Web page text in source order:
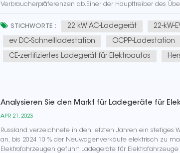
Verbraucherpräferenzen ab.Einer der Haupttreiber des
STICHWORTE : 22 kW AC-Ladegerät 22-kW-
ev DC-Schnellladestation OCPP-Ladestation
CE-zertifiziertes Ladegerät für Elektroautos
Analysieren Sie den Markt für Ladegeräte für
APR 21, 2023
Russland verzeichnete in den letzten Jahren ein stetiges
an, bis 2024 10 % der Neuwagenverkäufe elektrisch zu
Elektrofahrzeugen geführt Ladegeräte für Elektrofahrzeuge